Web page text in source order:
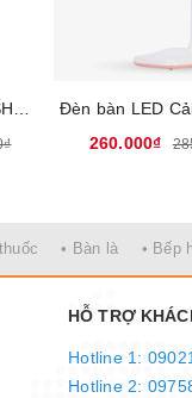
260.000₫
• Bàn là • Bếp
HỖ TRỢ
Hotline 1:
Hotline 2: